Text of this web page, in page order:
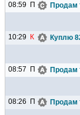
08:59 П Продам
10:29 К Куплю
08:57 П Продам
08:26 П Продам